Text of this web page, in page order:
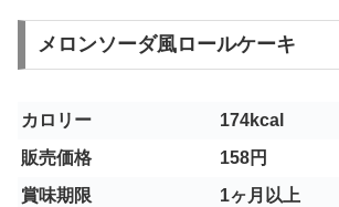
メロンソーダ風ロールケーキ
カロリー
174kcal
販売価格
158円
賞味期限
1ヶ月以上